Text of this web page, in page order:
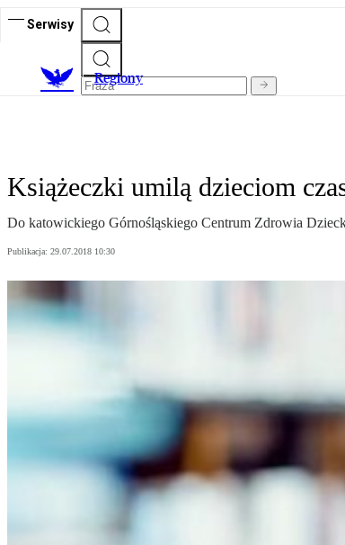
Serwisy
Regiony
Książeczki umilą dzieciom
Do katowickiego Górnośląskiego Centrum Zdrowia
Publikacja: 29.07.2018 10:30